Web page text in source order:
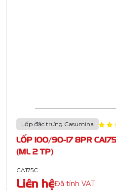
Lốp đặc trưng Casumina
LỐP 100/90-17 8PR
(ML 2 TP)
CA175C
Liên hệĐã tính VAT